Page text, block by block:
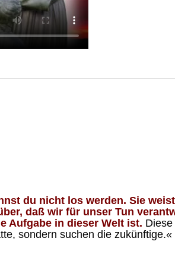
du nicht los werden. Sie
daß wir für unser Tun
Aufgabe in dieser Welt ist.
sondern suchen die zukünftige.«